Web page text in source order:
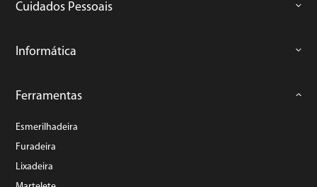
Cuidados Pessoais
Informática
Ferramentas
Esmerilhadeira
Furadeira
Lixadeira